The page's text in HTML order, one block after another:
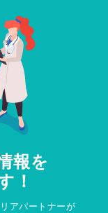
報を
！
アパートナーが